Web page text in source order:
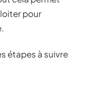
pour
étapes à suivre